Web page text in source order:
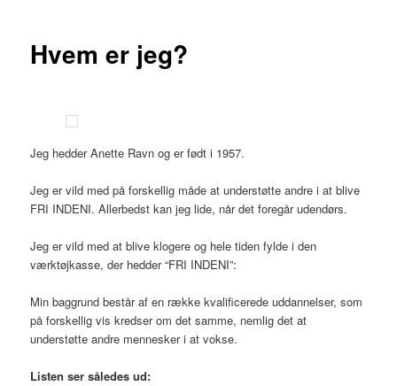
Hvem er jeg?
Jeg hedder Anette Ravn og er født i 1957.
Jeg er vild med på forskellig måde at understøtte andre i at blive
FRI INDENI. Allerbedst kan jeg lide, når det foregår udendørs.
Jeg er vild med at blive klogere og hele tiden fylde i den
værktøjkasse, der hedder “FRI INDENI”:
Min baggrund består af en række kvalificerede uddannelser, som
på forskellig vis kredser om det samme, nemlig det at
understøtte andre mennesker i at vokse.
Listen ser således ud: